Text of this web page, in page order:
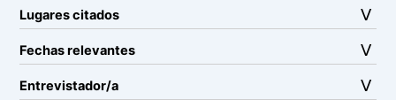
Lugares citados
Fechas relevantes
Entrevistador/a